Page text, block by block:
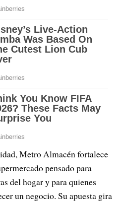
Metro Almacén fortalece
pensado para
del hogar y para quienes
un negocio. Su apuesta gira